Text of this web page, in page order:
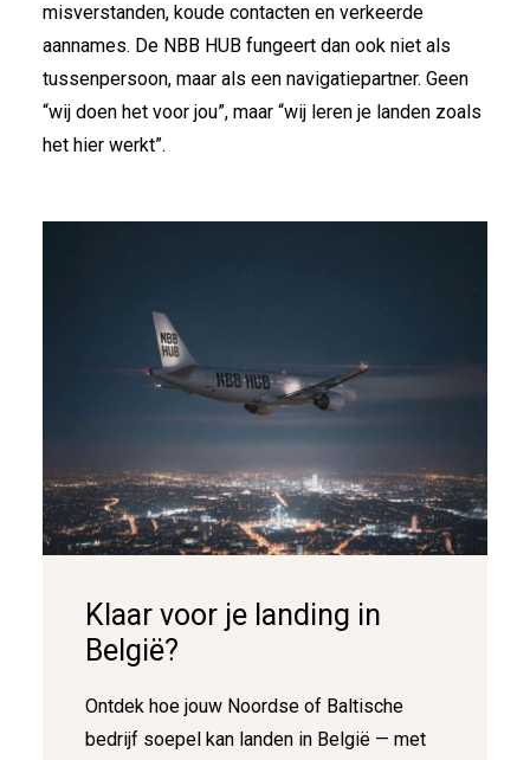
misverstanden, koude contacten en verkeerde
aannames. De NBB HUB fungeert dan ook niet als
tussenpersoon, maar als een navigatiepartner. Geen
“wij doen het voor jou”, maar “wij leren je landen zoals
het hier werkt”.
Klaar voor je landing in
België?
Ontdek hoe jouw Noordse of Baltische
bedrijf soepel kan landen in België — met